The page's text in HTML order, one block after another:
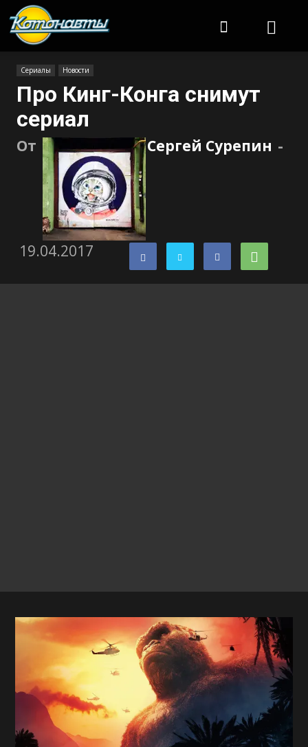
Сериалы Новости
Про Кинг-Конга снимут
сериал
От Сергей Сурепин -
19.04.2017